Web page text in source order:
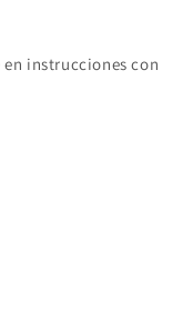
instrucciones con